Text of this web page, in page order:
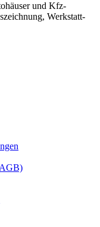
und Kfz-
Werkstatt-